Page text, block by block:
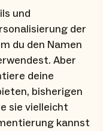
und
der
du den Namen
Aber
deine
bisherigen
sie vielleicht
kannst